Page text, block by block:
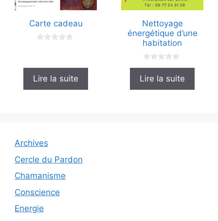
Carte cadeau
r
5
Lire la suite
Nettoyage
énergétique d’une
habitation
0
u
Lire la suite
Archives
Cercle du Pardon
Chamanisme
Conscience
Energie